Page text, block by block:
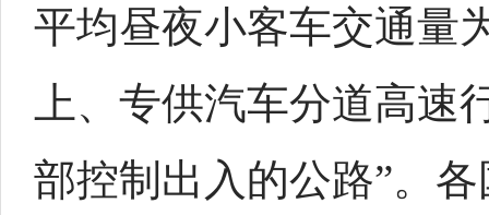
平均昼夜小客车交通量
上、专供汽车分道高速
部控制出入的公路”。